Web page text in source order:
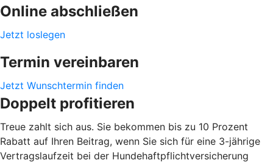
Online abschließen
Jetzt loslegen
Termin vereinbaren
Jetzt Wunschtermin finden
Doppelt profitieren
Treue zahlt sich aus. Sie bekommen bis zu 10 Prozent
Rabatt auf Ihren Beitrag, wenn Sie sich für eine 3-jährige
Vertragslaufzeit bei der Hundehaftpflichtversicherung